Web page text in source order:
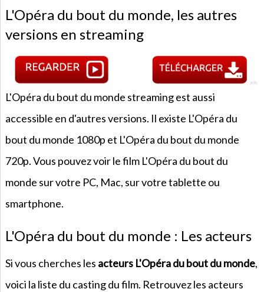
L'Opéra du bout du monde, les autres
versions en streaming
L'Opéra du bout du monde streaming est aussi
accessible en d'autres versions. Il existe L'Opéra du
bout du monde 1080p et L'Opéra du bout du monde
720p. Vous pouvez voir le film L'Opéra du bout du
monde sur votre PC, Mac, sur votre tablette ou
smartphone.
L'Opéra du bout du monde : Les acteurs
Si vous cherches les acteurs L'Opéra du bout du monde,
voici la liste du casting du film. Retrouvez les acteurs